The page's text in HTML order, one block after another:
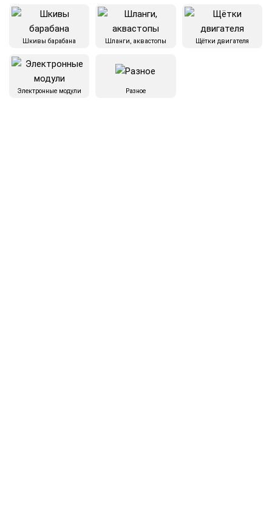
Шкивы барабана Шланги, аквастопы Щётки двигателя
Электронные модули Разное